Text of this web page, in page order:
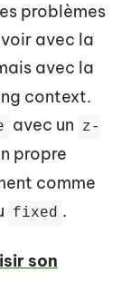
problèmes
avec la
avec la
context.
avec un
z-
propre
comme
fixed .
son